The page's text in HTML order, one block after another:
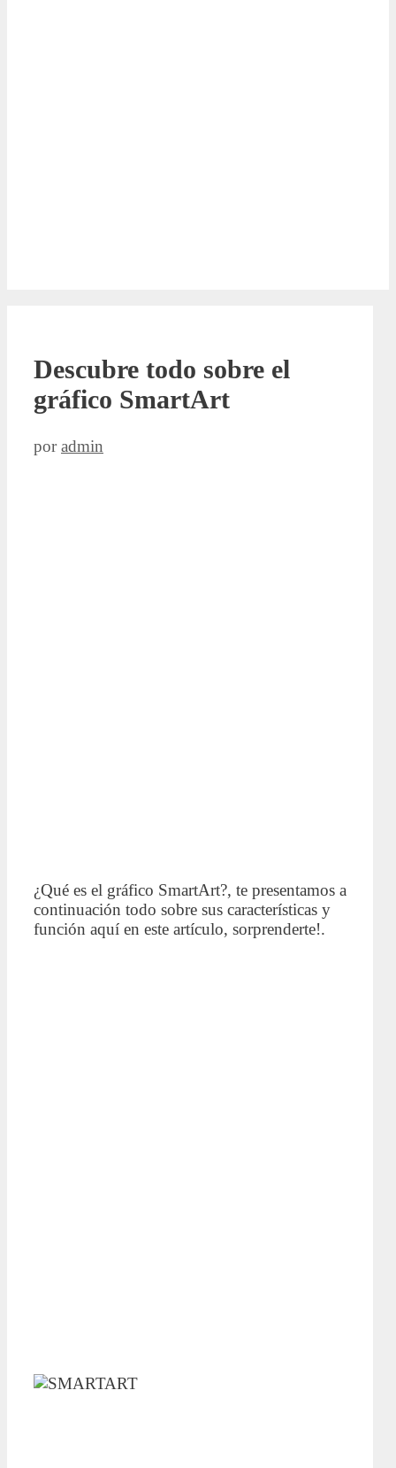
Descubre todo sobre el
gráfico SmartArt
poradmin
¿Qué es el gráfico SmartArt?, te presentamos a
continuación todo sobre sus características y
función aquí en este artículo, sorprenderte!.